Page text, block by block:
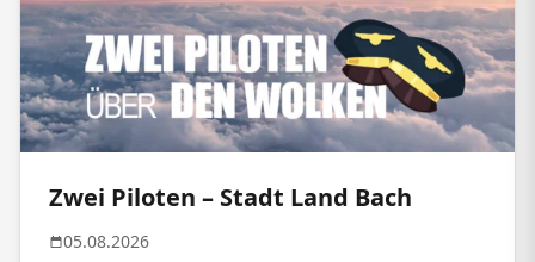
Zwei Piloten – Stadt Land Bach
05.08.2026